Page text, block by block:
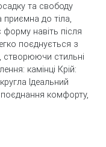
та свободу
приємна до тіла,
форму навіть після
поєднується з
стильні
камінці Крій:
Ідеальний
комфорту,